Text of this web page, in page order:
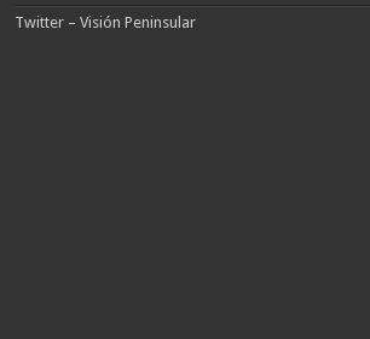
Twitter – Visión Peninsular